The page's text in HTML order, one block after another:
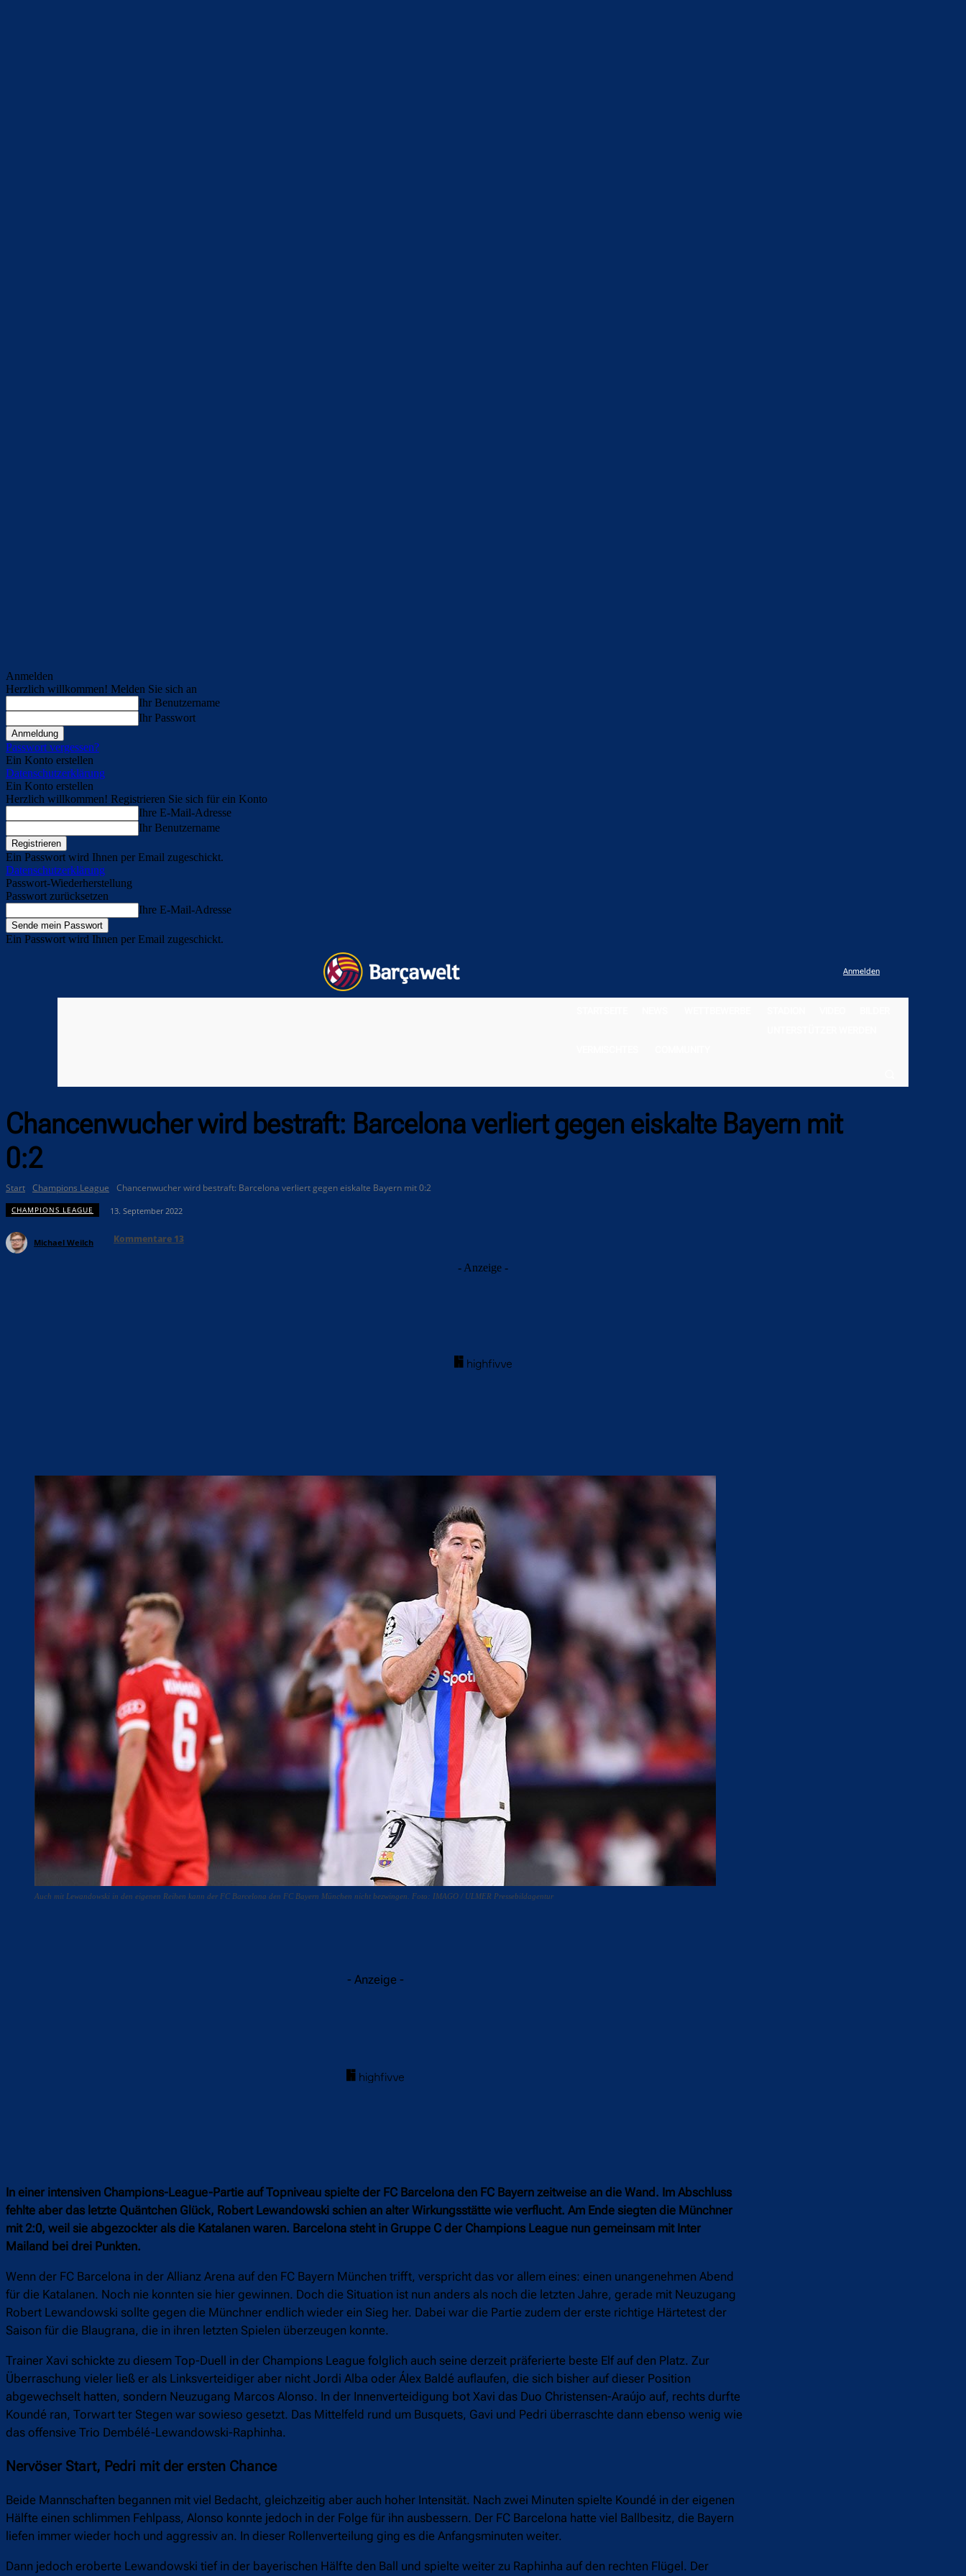
Anmelden
Herzlich willkommen! Melden Sie sich an
Ihr Benutzername
Ihr Passwort
Passwort vergessen?
Ein Konto erstellen
Datenschutzerklärung
Ein Konto erstellen
Herzlich willkommen! Registrieren Sie sich für ein Konto
Ihre E-Mail-Adresse
Ihr Benutzername
Ein Passwort wird Ihnen per Email zugeschickt.
Datenschutzerklärung
Passwort-Wiederherstellung
Passwort zurücksetzen
Ihre E-Mail-Adresse
Ein Passwort wird Ihnen per Email zugeschickt.
Anmelden
Chancenwucher wird bestraft: Barcelona verliert gegen eiskalte Bayern mit
0:2
Start Champions League Chancenwucher wird bestraft: Barcelona verliert gegen eiskalte Bayern mit 0:2
CHAMPIONS LEAGUE 13. September 2022
Michael Weilch Kommentare 13
- Anzeige -
Auch mit Lewandowski in den eigenen Reihen kann der FC Barcelona den FC Bayern München nicht bezwingen. Foto: IMAGO / ULMER Pressebildagentur
- Anzeige -
In einer intensiven Champions-League-Partie auf Topniveau spielte der FC Barcelona den FC Bayern zeitweise an die Wand. Im Abschluss
fehlte aber das letzte Quäntchen Glück, Robert Lewandowski schien an alter Wirkungsstätte wie verflucht. Am Ende siegten die Münchner
mit 2:0, weil sie abgezockter als die Katalanen waren. Barcelona steht in Gruppe C der Champions League nun gemeinsam mit Inter
Mailand bei drei Punkten.
Wenn der FC Barcelona in der Allianz Arena auf den FC Bayern München trifft, verspricht das vor allem eines: einen unangenehmen Abend
für die Katalanen. Noch nie konnten sie hier gewinnen. Doch die Situation ist nun anders als noch die letzten Jahre, gerade mit Neuzugang
Robert Lewandowski sollte gegen die Münchner endlich wieder ein Sieg her. Dabei war die Partie zudem der erste richtige Härtetest der
Saison für die Blaugrana, die in ihren letzten Spielen überzeugen konnte.
Trainer Xavi schickte zu diesem Top-Duell in der Champions League folglich auch seine derzeit präferierte beste Elf auf den Platz. Zur
Überraschung vieler ließ er als Linksverteidiger aber nicht Jordi Alba oder Álex Baldé auflaufen, die sich bisher auf dieser Position
abgewechselt hatten, sondern Neuzugang Marcos Alonso. In der Innenverteidigung bot Xavi das Duo Christensen-Araújo auf, rechts durfte
Koundé ran, Torwart ter Stegen war sowieso gesetzt. Das Mittelfeld rund um Busquets, Gavi und Pedri überraschte dann ebenso wenig wie
das offensive Trio Dembélé-Lewandowski-Raphinha.
Nervöser Start, Pedri mit der ersten Chance
Beide Mannschaften begannen mit viel Bedacht, gleichzeitig aber auch hoher Intensität. Nach zwei Minuten spielte Koundé in der eigenen
Hälfte einen schlimmen Fehlpass, Alonso konnte jedoch in der Folge für ihn ausbessern. Der FC Barcelona hatte viel Ballbesitz, die Bayern
liefen immer wieder hoch und aggressiv an. In dieser Rollenverteilung ging es die Anfangsminuten weiter.
Dann jedoch eroberte Lewandowski tief in der bayerischen Hälfte den Ball und spielte weiter zu Raphinha auf den rechten Flügel. Der